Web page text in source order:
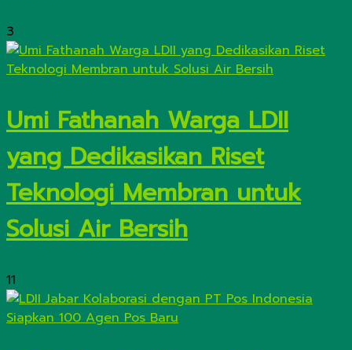
3
Umi Fathanah Warga LDII
yang Dedikasikan Riset
Teknologi Membran untuk
Solusi Air Bersih
11